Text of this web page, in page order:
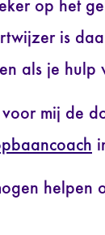
op het
is
als je
mij de
helpen